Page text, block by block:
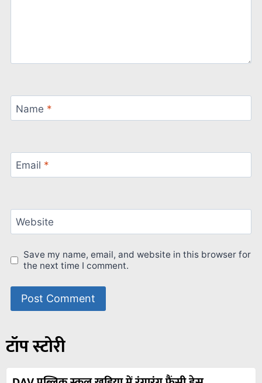
Name *
Email *
Website
Save my name, email, and website in this browser for
the next time I comment.
टॉप स्टोरी